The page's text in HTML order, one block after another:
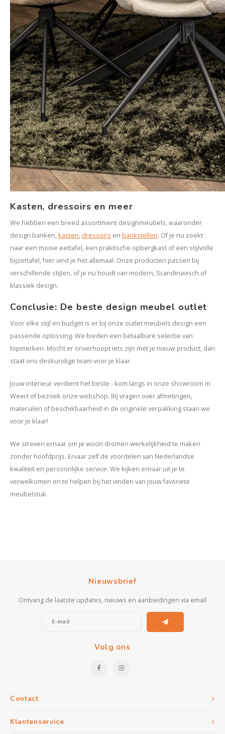
Kasten, dressoirs en meer
We hebben een breed assortiment designmeubels, waaronder
design banken,kasten, dressoirs en bankstellen. Of je nu zoekt
naar een mooie eettafel, een praktische opbergkast of een stijlvolle
bijzettafel, hier vind je het allemaal. Onze producten passen bij
verschillende stijlen, of je nu houdt van modern, Scandinavisch of
klassiek design.
Conclusie: De beste design meubel outlet
Voor elke stijl en budget is er bij onze outlet meubels design een
passende oplossing. We bieden een betaalbare selectie van
topmerken. Mocht er onverhoopt iets zijn met je nieuw product, dan
staat ons deskundige team voor je klaar.
Jouw interieur verdient het beste - kom langs in onze showroom in
Weert of bezoek onze webshop. Bij vragen over afmetingen,
materialen of beschikbaarheid in de originele verpakking staan we
voor je klaar!
We streven ernaar om je woon dromen werkelijkheid te maken
zonder hoofdprijs. Ervaar zelf de voordelen van Nederlandse
kwaliteit en persoonlijke service. We kijken ernaar uit je te
verwelkomen en te helpen bij het vinden van jouw favoriete
meubelstuk.
Contact
Nieuwsbrief
Ontvang de laatste updates, nieuws en aanbiedingen via email
Volg ons
Klantenservice